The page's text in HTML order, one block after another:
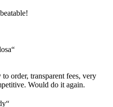
order, transparent fees, very
Would do it again.